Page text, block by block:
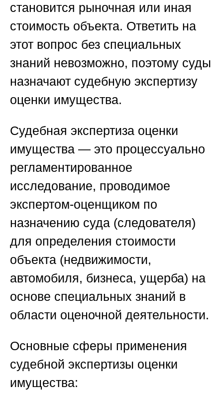
становится рыночная или иная
стоимость объекта. Ответить на
этот вопрос без специальных
знаний невозможно, поэтому суды
назначают судебную экспертизу
оценки имущества.
Судебная экспертиза оценки
имущества — это процессуально
регламентированное
исследование, проводимое
экспертом-оценщиком по
назначению суда (следователя)
для определения стоимости
объекта (недвижимости,
автомобиля, бизнеса, ущерба) на
основе специальных знаний в
области оценочной деятельности.
Основные сферы применения
судебной экспертизы оценки
имущества: